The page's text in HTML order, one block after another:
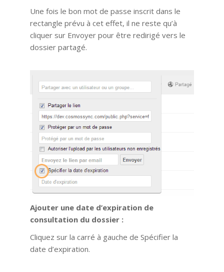
Une fois le bon mot de passe inscrit dans le
rectangle prévu à cet effet, il ne reste qu’à
cliquer sur Envoyer pour être redirigé vers le
dossier partagé.
Ajouter une date d’expiration de
consultation du dossier :
Cliquez sur la carré à gauche de Spécifier la
date d’expiration.